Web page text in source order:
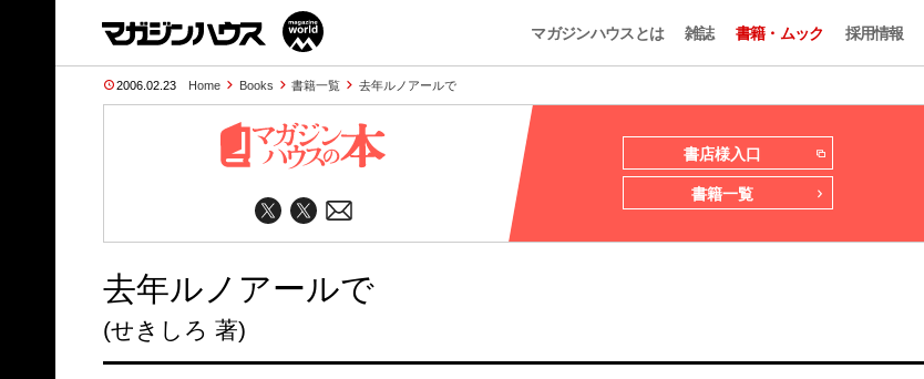
マガジンハウスとは 雑誌 書籍・ムック 採用情報
2006.02.23 Home Books 書籍一覧 去年ルノアールで
書店様入口
書籍一覧
去年ルノアールで
(せきしろ 著)